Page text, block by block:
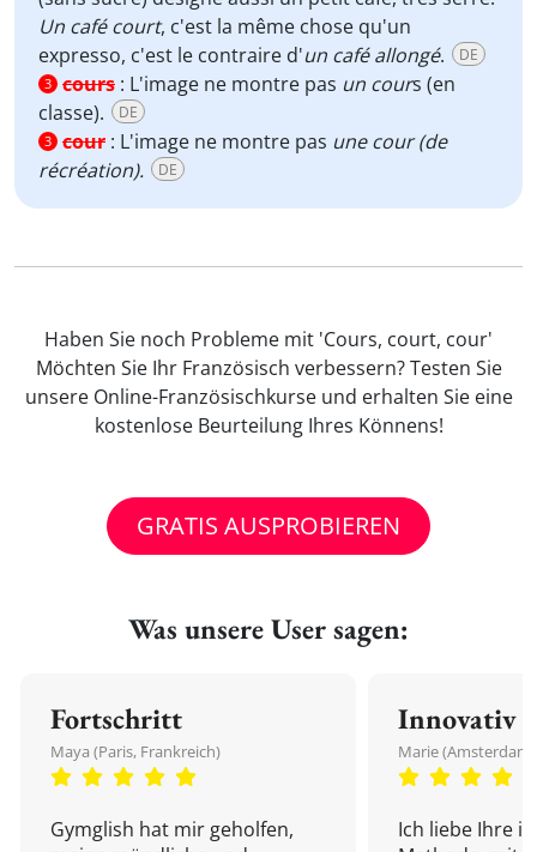
Un café court, c'est la même chose qu'un
expresso, c'est le contraire d'un café allongé. DE
3 cours : L'image ne montre pas un cours (en
classe).
DE
3 cour : L'image ne montre pas une cour (de
récréation).
DE
Haben Sie noch Probleme mit 'Cours, court, cour'
Möchten Sie Ihr Französisch verbessern? Testen Sie
unsere Online-Französischkurse und erhalten Sie eine
kostenlose Beurteilung Ihres Könnens!
GRATIS AUSPROBIEREN
Was unsere User sagen:
Fortschritt
Maya (Paris, Frankreich)
Gymglish hat mir geholfen,
Innovativ
Marie
Ich liebe Ihre